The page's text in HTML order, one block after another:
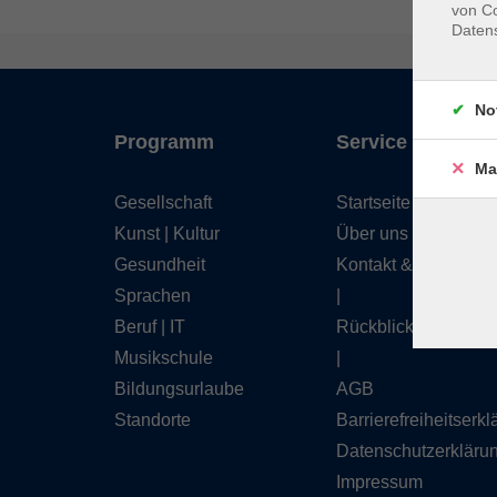
Programm
Gesellschaft
Kunst | Kultur
Gesundheit
Sprachen
Beruf | IT
Musikschule
Bildungsurlaube
Standorte
Service
Startseite
Über uns
Kontakt & Service
Rückblick
AGB
Impressum
von